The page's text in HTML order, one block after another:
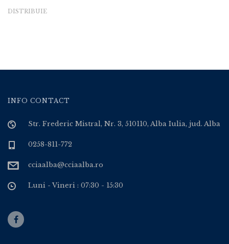
DISTRIBUIE
INFO CONTACT
Str. Frederic Mistral, Nr. 3, 510110, Alba Iulia, jud. Alba
0258-811-772
cciaalba@cciaalba.ro
Luni - Vineri : 07:30 - 15:30